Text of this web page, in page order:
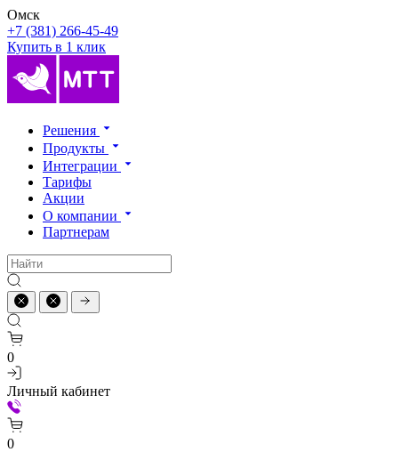
Омск
+7 (381) 266-45-49
Купить в 1 клик
Решения
Продукты
Интеграции
Тарифы
Акции
О компании
Партнерам
0
Личный кабинет
0